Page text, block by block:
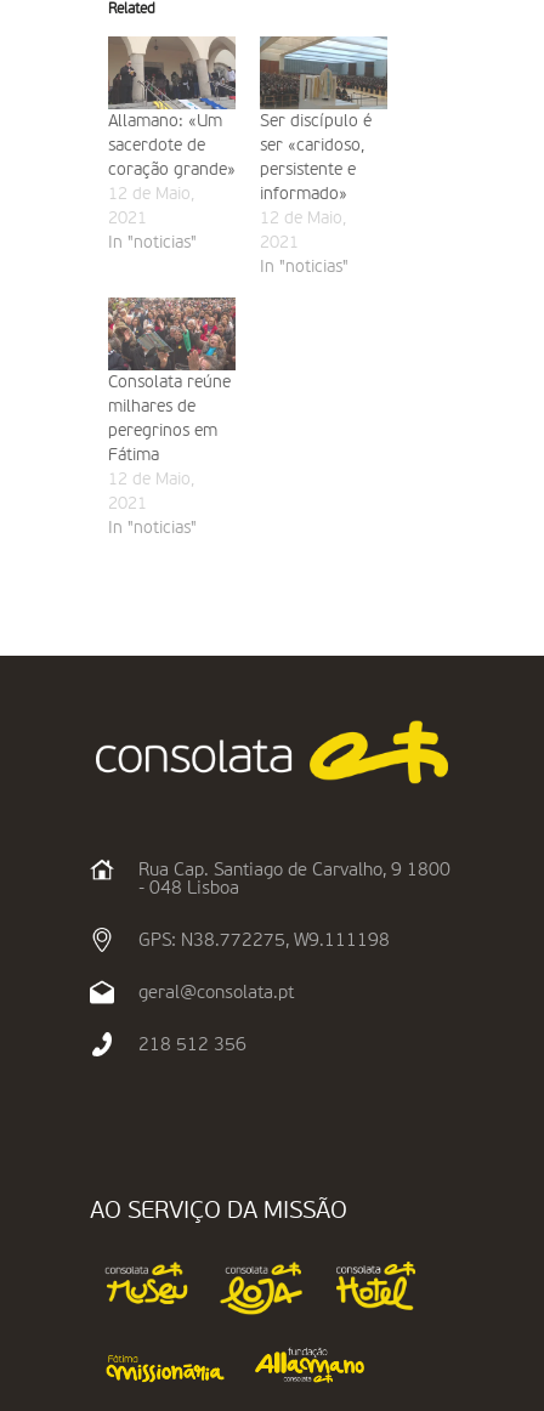
Related
Allamano: «Um
sacerdote de
coração grande»
12 de Maio,
2021
In "noticias"
Ser discípulo é
ser «caridoso,
persistente e
informado»
12 de Maio,
2021
In "noticias"
Consolata reúne
milhares de
peregrinos em
Fátima
12 de Maio,
2021
In "noticias"
Rua Cap. Santiago de Carvalho, 9 1800
- 048 Lisboa
GPS: N38.772275, W9.111198
geral@consolata.pt
218 512 356
AO SERVIÇO DA MISSÃO